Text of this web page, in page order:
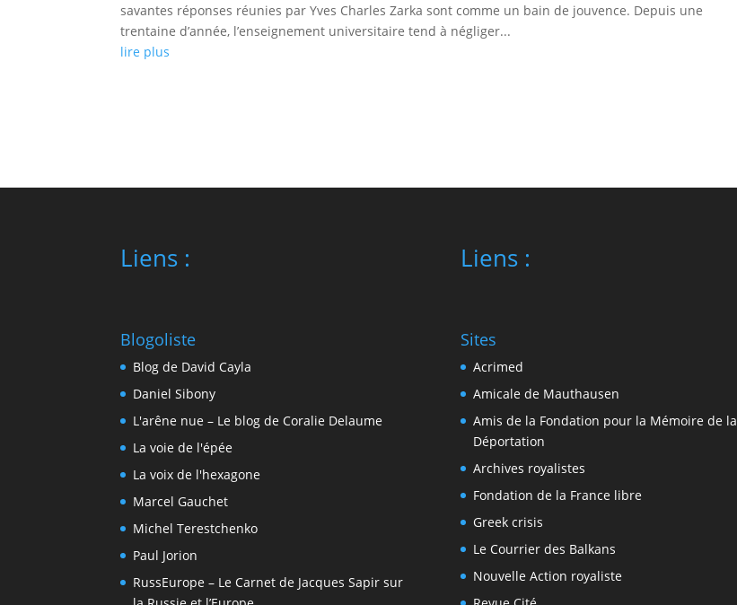
savantes réponses réunies par Yves Charles Zarka sont comme un bain de jouvence. Depuis une
trentaine d’année, l’enseignement universitaire tend à négliger...
lire plus
Liens :
Blogoliste
Blog de David Cayla
Daniel Sibony
L'arêne nue – Le blog de Coralie Delaume
La voie de l'épée
La voix de l'hexagone
Marcel Gauchet
Michel Terestchenko
Paul Jorion
RussEurope – Le Carnet de Jacques Sapir sur
Liens :
Sites
Acrimed
Amicale de Mauthausen
Amis de la Fondation pour la Mémoire de la
Déportation
Archives royalistes
Fondation de la France libre
Greek crisis
Le Courrier des Balkans
Nouvelle Action royaliste